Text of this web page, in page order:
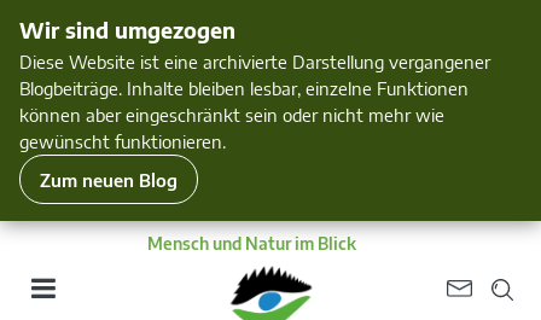
Wir sind umgezogen
Diese Website ist eine archivierte Darstellung vergangener
Blogbeiträge. Inhalte bleiben lesbar, einzelne Funktionen
können aber eingeschränkt sein oder nicht mehr wie
gewünscht funktionieren.
Zum neuen Blog
Mensch und Natur im Blick